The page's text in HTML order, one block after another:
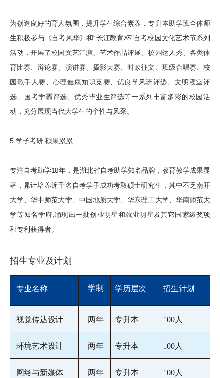
为创造良好的育人氛围，提升学生综合素养，专升本助学班全体师
生积极参与《自考风华》和“长江教育杯”自考校园文化艺术节系列
活动，开展了校园文艺汇演、艺术作品评展、校园达人秀、各类体
育比赛、辩论赛、演讲赛、摄影大赛、时政征文、班级合唱赛、校
园歌手大赛、心理健康知识竞赛、优良学风班评选、文明寝室评
选、国考学霸评选、优秀毕业生评选等一系列丰富多彩的校园活
动，充分展现当代大学生的个性与风采。
5 学子考研 硕果累累
专注自考助学18年，是湖北省自考助学知名品牌，教育教学成果显
著，累计培养近千名自考学子成功考取硕士研究生，其中不乏南开
大学、华中师范大学、中国地质大学、华东理工大学、华南师范大
学等知名学府;涌现出一批创业明星和就业明星及其它国家级奖项
和专利获得者。
招生专业及计划
专业名称 学制 学历层次 招生计划
视觉传达设计 两年 专升本 100人
环境艺术设计 两年 专升本 100人
网络与新媒体 两年 专升本 100人